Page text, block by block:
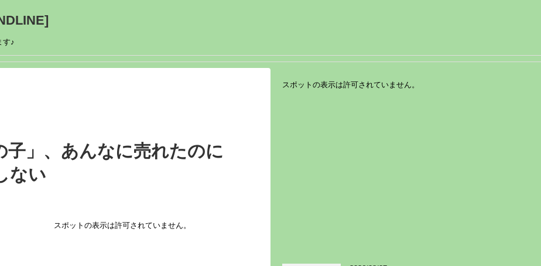
す♪
子」、あんなに売れたのに
ない